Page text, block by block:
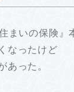
まいの保険』
なったけど
あった。